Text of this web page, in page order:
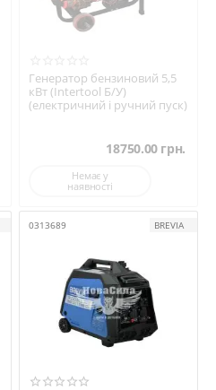
Генератор бензиновий 5,5
кВт (Intertool Б/У)
(електричний і ручний пуск)
18750.00 грн.
Немає у
наявності
0313689 BREVIA